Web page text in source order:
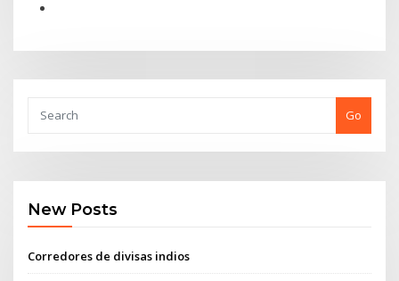
Go
New Posts
Corredores de divisas indios